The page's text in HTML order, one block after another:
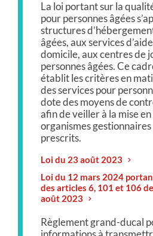
La loi portant sur la
pour personnes âgées
structures
âgées, aux services
domicile, aux centres de
personnes âgées. Ce
établit les critères en
des services pour
dote des moyens de
afin de veiller à la mise
organismes
prescrits.
Loi du 23 août 2023
Loi du 12 mars 2024
des articles 6, 101 et 106
août 2023
Règlement grand-ducal